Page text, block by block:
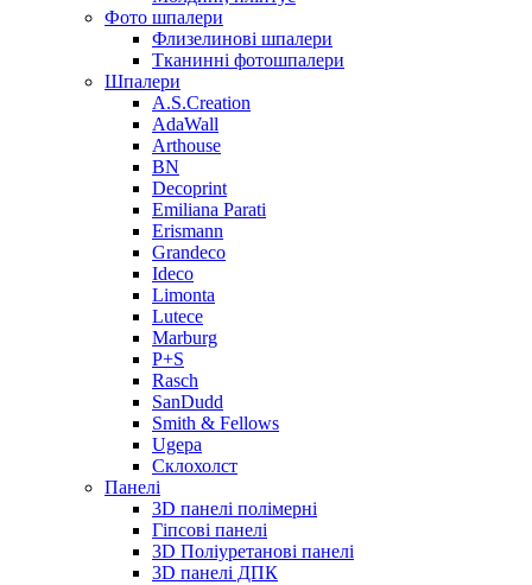
Фото шпалери
Флизелинові шпалери
Тканинні фотошпалери
Шпалери
A.S.Creation
AdaWall
Arthouse
BN
Decoprint
Emiliana Parati
Erismann
Grandeco
Ideco
Limonta
Lutece
Marburg
P+S
Rasch
SanDudd
Smith & Fellows
Ugepa
Склохолст
Панелі
3D панелі полімерні
Гіпсові панелі
3D Поліуретанові панелі
3D панелі ДПК